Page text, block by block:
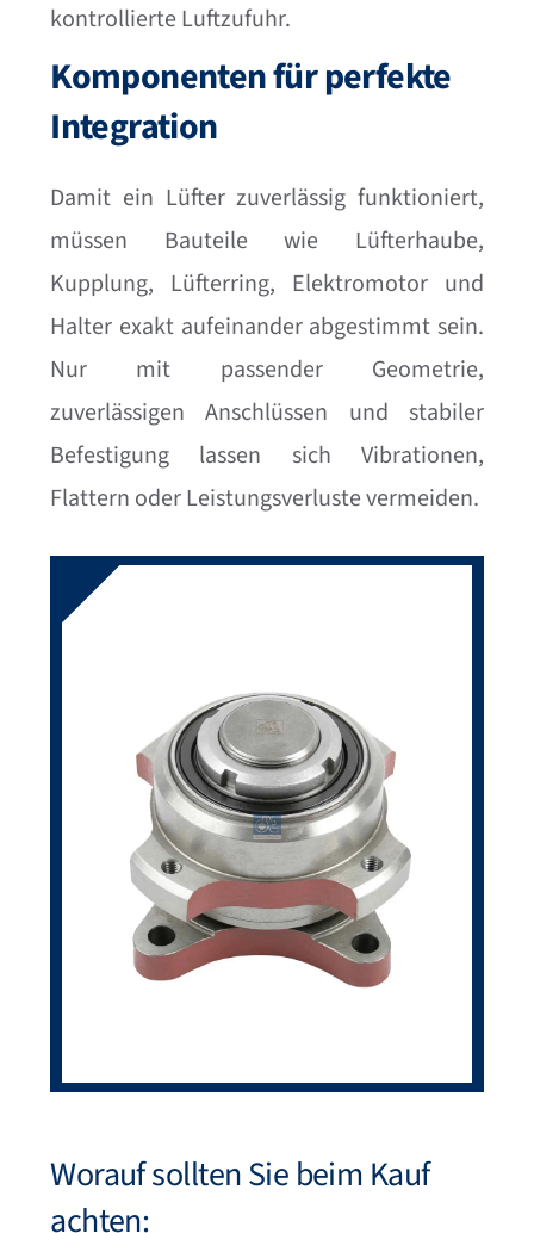
kontrollierte Luftzufuhr.
Komponenten für perfekte
Integration
Damit ein Lüfter zuverlässig funktioniert,
müssen Bauteile wie Lüfterhaube,
Kupplung, Lüfterring, Elektromotor und
Halter exakt aufeinander abgestimmt sein.
Nur mit passender Geometrie,
zuverlässigen Anschlüssen und stabiler
Befestigung lassen sich Vibrationen,
Flattern oder Leistungsverluste vermeiden.
Worauf sollten Sie beim Kauf
achten: